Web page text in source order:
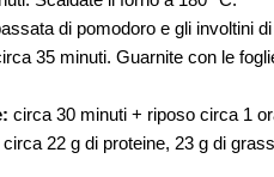
di pomodoro e gli involtini
35 minuti. Guarnite con le
circa 30 minuti + riposo circa 1
circa 22 g di proteine, 23 g di